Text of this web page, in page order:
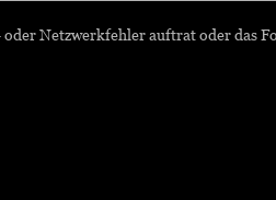
Netzwerkfehler auftrat oder das